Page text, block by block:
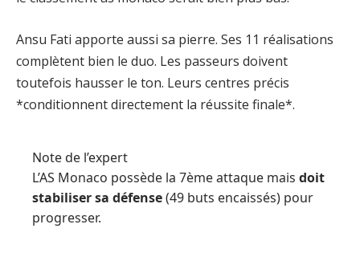
Ansu Fati apporte aussi sa pierre. Ses 11 réalisations
complètent bien le duo. Les passeurs doivent
toutefois hausser le ton. Leurs centres précis
*conditionnent directement la réussite finale*.
Note de l’expert
L’AS Monaco possède la 7ème attaque mais doit
stabiliser sa défense(49 buts encaissés) pour
progresser.